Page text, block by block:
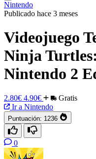
Nintendo
Publicado hace 3 meses
Videojuego
Ninja
Nintendo 2
2.80€ 4.90€
Gratis
Ir a Nintendo
Puntuación: 1236
0